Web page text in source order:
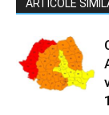
ARTICOLE